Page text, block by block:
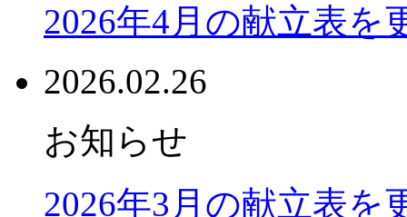
2026年4月の献立表を
2026.02.26
お知らせ
2026年3月の献立表を